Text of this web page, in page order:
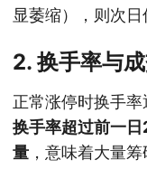
显萎缩），则次日
2. 换手率与
正常涨停时换手率
换手率超过前一
量 ，意味着大量